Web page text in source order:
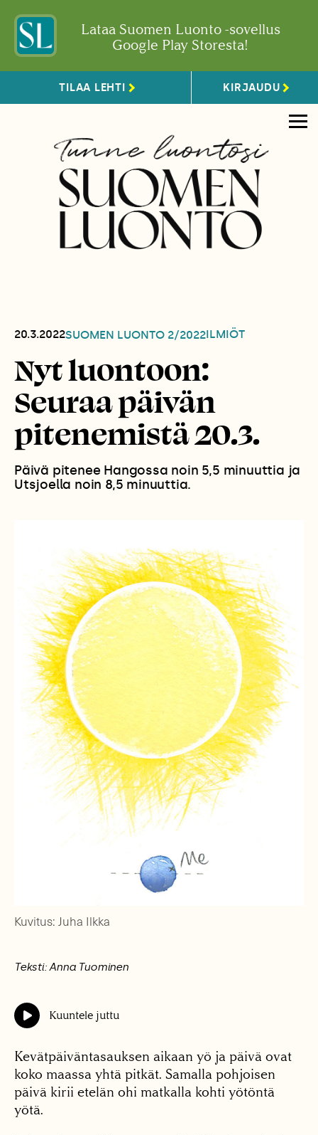
Lataa Suomen Luonto -sovellus
Google Play Storesta!
TILAA LEHTI KIRJAUDU
20.3.2022SUOMEN LUONTO 2/2022ILMIÖT
Nyt luontoon:
Seuraa päivän
pitenemistä 20.3.
Päivä pitenee Hangossa noin 5,5 minuuttia ja
Utsjoella noin 8,5 minuuttia.
Kuvitus: Juha Ilkka
Teksti: Anna Tuominen
Kuuntele juttu
Kevätpäiväntasauksen aikaan yö ja päivä ovat
koko maassa yhtä pitkät. Samalla pohjoisen
päivä kirii etelän ohi matkalla kohti yötöntä
yötä.